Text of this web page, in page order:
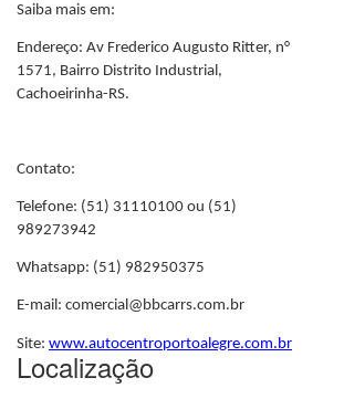
Saiba mais em:
Endereço: Av Frederico Augusto Ritter, n°
1571, Bairro Distrito Industrial,
Cachoeirinha-RS.
Contato:
Telefone: (51) 31110100 ou (51)
989273942
Whatsapp: (51) 982950375
E-mail: comercial@bbcarrs.com.br
Site: www.autocentroportoalegre.com.br
Localização